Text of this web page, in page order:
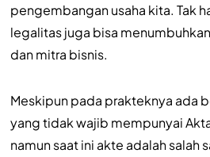
pengembangan usaha kita. Tak
legalitas juga bisa
dan mitra bisnis.
Meskipun pada prakteknya ada
yang tidak wajib mempunyai
namun saat ini akte adalah salah